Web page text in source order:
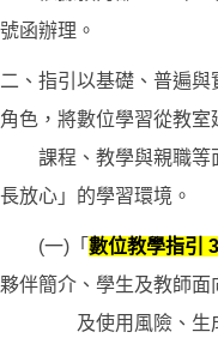
號函辦理。
二、指引以基礎、普遍
角色，將數位學習從教室
課程、教學與親職等
長放心」的學習環境。
(一)「 數位教學指引
夥伴簡介、學生及教師
及使用風險、生成式